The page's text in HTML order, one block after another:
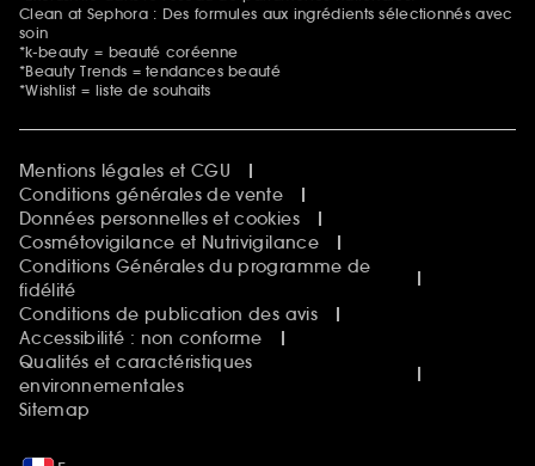
Clean at Sephora : Des formules aux ingrédients sélectionnés avec
soin
*k-beauty = beauté coréenne
*Beauty Trends = tendances beauté
*Wishlist = liste de souhaits
Mentions légales et CGU
Conditions générales de vente
Données personnelles et cookies
Cosmétovigilance et Nutrivigilance
Conditions Générales du programme de
fidélité
Conditions de publication des avis
Accessibilité : non conforme
Qualités et caractéristiques
environnementales
Sitemap